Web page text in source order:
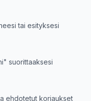
tai esityksesi
suorittaaksesi
ehdotetut korjaukset